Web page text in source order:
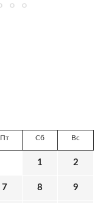
Пт Сб Вс
1 2
7 8 9